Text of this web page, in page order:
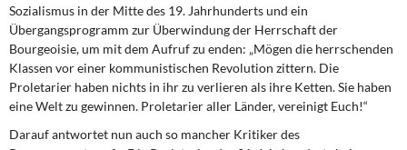
Sozialismus in der Mitte des 19. Jahrhunderts und ein
Übergangsprogramm zur Überwindung der Herrschaft der
Bourgeoisie, um mit dem Aufruf zu enden: „Mögen die herrschenden
Klassen vor einer kommunistischen Revolution zittern. Die
Proletarier haben nichts in ihr zu verlieren als ihre Ketten. Sie haben
eine Welt zu gewinnen. Proletarier aller Länder, vereinigt Euch!“
Darauf antwortet nun auch so mancher Kritiker des